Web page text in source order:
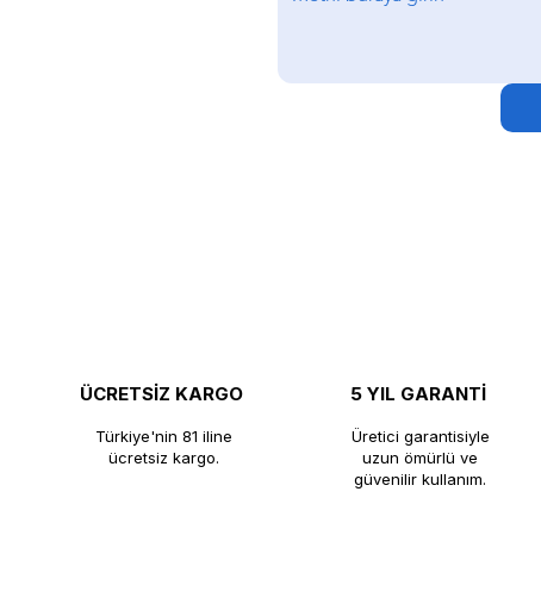
ÜCRETSİZ KARGO
Türkiye'nin 81 iline
ücretsiz kargo.
5 YIL GARANTİ
Üretici garantisiyle
uzun ömürlü ve
güvenilir kullanım.